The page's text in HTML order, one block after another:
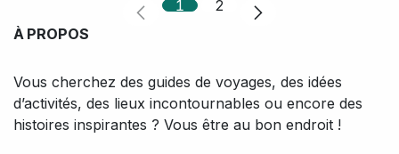
1
2
À PROPOS
Vous cherchez des guides de voyages, des idées
d’activités, des lieux incontournables ou encore des
histoires inspirantes ? Vous être au bon endroit !